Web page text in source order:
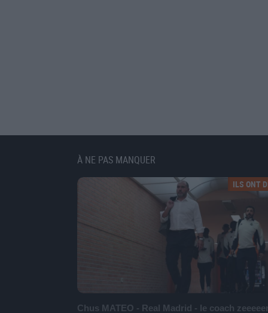
À NE PAS MANQUER
ILS ONT
Chus MATEO - Real Madrid - le coach